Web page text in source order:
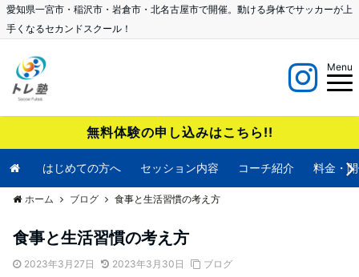
愛知県一宮市・稲沢市・岩倉市・北名古屋市で開催。動ける身体でサッカーが上
手くなるセカンドスクール！
Menu
無料体験の申し込みはこちら!!
はじめての方へ セッション内容 コーチ紹介 料金・
ホーム ブログ 食事と生活習慣の考え方
食事と生活習慣の考え方
2023年3月27日 2023年3月30日 ブログ